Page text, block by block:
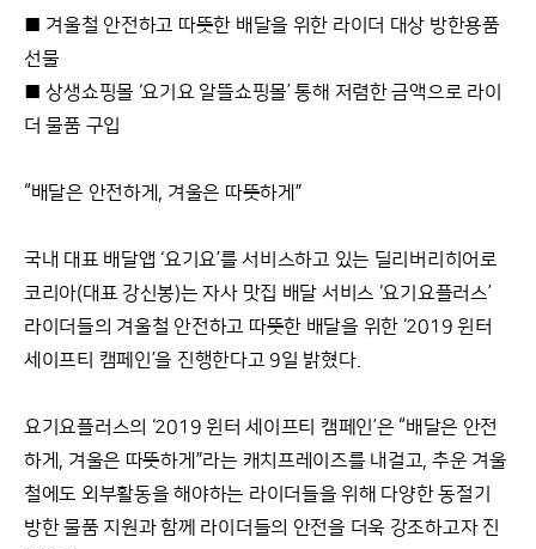
■ 겨울철 안전하고 따뜻한 배달을 위한 라이더 대상 방한용품
선물
■ 상생쇼핑몰 ‘요기요 알뜰쇼핑몰’ 통해 저렴한 금액으로 라이
더 물품 구입
“배달은 안전하게, 겨울은 따뜻하게”
국내 대표 배달앱 ‘요기요’를 서비스하고 있는 딜리버리히어로
코리아(대표 강신봉)는 자사 맛집 배달 서비스 ‘요기요플러스’
라이더들의 겨울철 안전하고 따뜻한 배달을 위한 ‘2019 윈터
세이프티 캠페인’을 진행한다고 9일 밝혔다.
요기요플러스의 ‘2019 윈터 세이프티 캠페인’은 “배달은 안전
하게, 겨울은 따뜻하게”라는 캐치프레이즈를 내걸고, 추운 겨울
철에도 외부활동을 해야하는 라이더들을 위해 다양한 동절기
방한 물품 지원과 함께 라이더들의 안전을 더욱 강조하고자 진